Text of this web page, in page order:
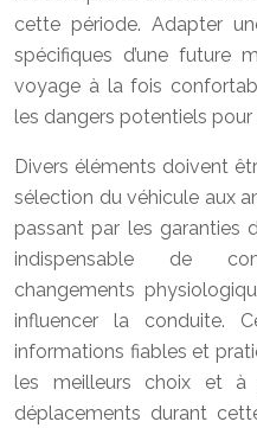
cette période. Adapter
spécifiques d’une future
voyage à la fois
les dangers potentiels pour
Divers éléments doivent
sélection du véhicule aux
passant par les garanties
indispensable de
changements
influencer la conduite.
informations fiables et
les meilleurs choix et à
déplacements durant